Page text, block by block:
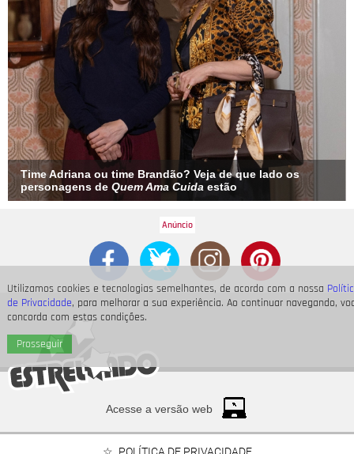
Utilizamos cookies e tecnologias semelhantes, de acordo com a nossa
de Privacidade, para melhorar a sua experiência. Ao continuar navegando,
concorda com estas condições.
Prosseguir
Time Adriana ou time Brandão? Veja de que lado os
personagens de Quem Ama Cuida estão
Acesse a versão web